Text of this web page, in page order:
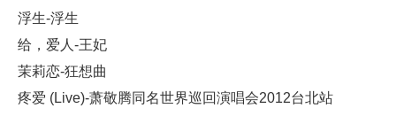
浮生-浮生
给，爱人-王妃
茉莉恋-狂想曲
疼爱 (Live)-萧敬腾同名世界巡回演唱会2012台北站